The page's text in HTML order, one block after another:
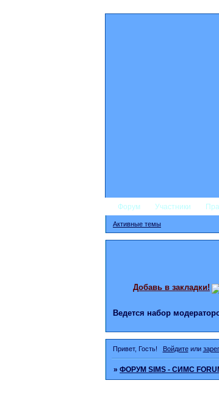
Форум Участники
Активные темы
Добавь в закладки!
Ведется набор
Привет, Гость! Войдитеили
»ФОРУМ SIMS - СИМС